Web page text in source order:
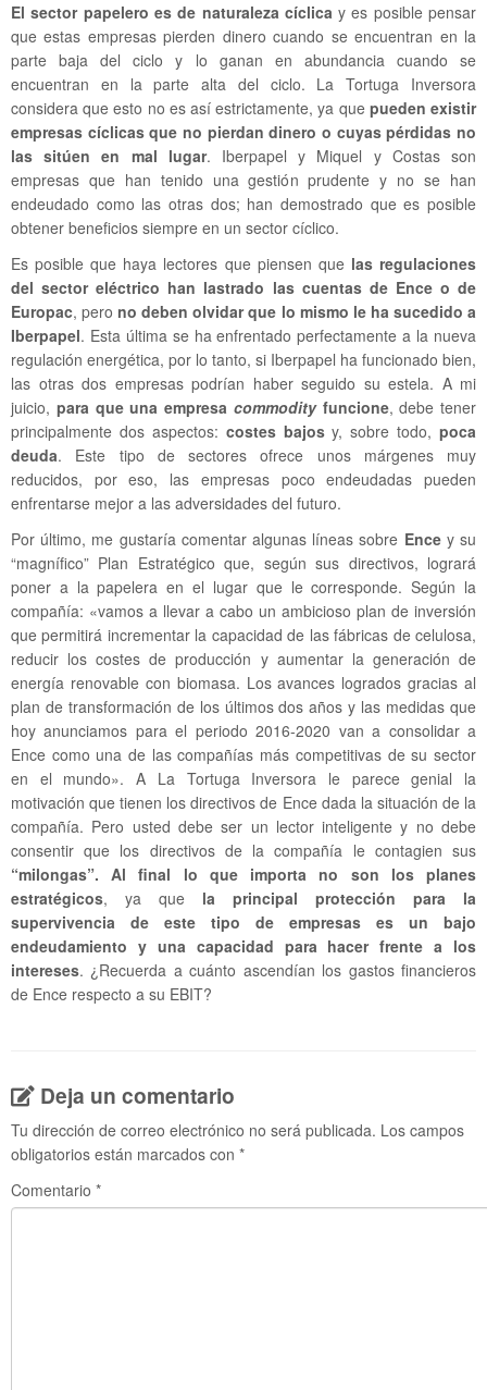
El sector papelero es de naturaleza cíclica y es posible pensar
que estas empresas pierden dinero cuando se encuentran en la
parte baja del ciclo y lo ganan en abundancia cuando se
encuentran en la parte alta del ciclo. La Tortuga Inversora
considera que esto no es así estrictamente, ya que pueden existir
empresas cíclicas que no pierdan dinero o cuyas pérdidas no
las sitúen en mal lugar. Iberpapel y Miquel y Costas son
empresas que han tenido una gestión prudente y no se han
endeudado como las otras dos; han demostrado que es posible
obtener beneficios siempre en un sector cíclico.
Es posible que haya lectores que piensen que las regulaciones
del sector eléctrico han lastrado las cuentas de Ence o de
Europac, pero no deben olvidar que lo mismo le ha sucedido a
Iberpapel. Esta última se ha enfrentado perfectamente a la nueva
regulación energética, por lo tanto, si Iberpapel ha funcionado bien,
las otras dos empresas podrían haber seguido su estela. A mi
juicio, para que una empresa commodityfuncione, debe tener
principalmente dos aspectos: costes bajosy, sobre todo, poca
deuda. Este tipo de sectores ofrece unos márgenes muy
reducidos, por eso, las empresas poco endeudadas pueden
enfrentarse mejor a las adversidades del futuro.
Por último, me gustaría comentar algunas líneas sobre Encey su
“magnífico” Plan Estratégico que, según sus directivos, logrará
poner a la papelera en el lugar que le corresponde. Según la
compañía: «vamos a llevar a cabo un ambicioso plan de inversión
que permitirá incrementar la capacidad de las fábricas de celulosa,
reducir los costes de producción y aumentar la generación de
energía renovable con biomasa. Los avances logrados gracias al
plan de transformación de los últimos dos años y las medidas que
hoy anunciamos para el periodo 2016-2020 van a consolidar a
Ence como una de las compañías más competitivas de su sector
en el mundo». A La Tortuga Inversora le parece genial la
motivación que tienen los directivos de Ence dada la situación de la
compañía. Pero usted debe ser un lector inteligente y no debe
consentir que los directivos de la compañía le contagien sus
“milongas”.
Al final lo que importa no son los planes
estratégicos, ya que la principal protección para la
supervivencia de este tipo de empresas es un bajo
endeudamiento y una capacidad para hacer frente a los
intereses. ¿Recuerda a cuánto ascendían los gastos financieros
de Ence respecto a su EBIT?
Deja un comentario
Tu dirección de correo electrónico no será publicada. Los campos
obligatorios están marcados con *
Comentario *